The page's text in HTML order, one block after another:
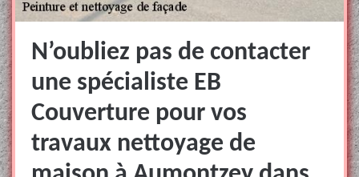
N’oubliez pas de contacter
une spécialiste EB
Couverture pour vos
travaux nettoyage de